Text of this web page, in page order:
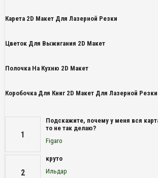
Карета 2D Макет Для Лазерной Резки
Цветок Для Выжигания 2D Макет
Полочка На Кухню 2D Макет
Коробочка Для Книг 2D Макет Для Лазерной Резки
1
Подскажите, почему у меня вся
то не так делаю?
Figaro
2
круто
Ильдар